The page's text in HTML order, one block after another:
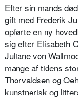
Efter sin mands
gift med Frederik
opførte en ny
sig efter Elisabeth
Juliane von
mange af tidens
Thorvaldsen og
kunstnerisk og